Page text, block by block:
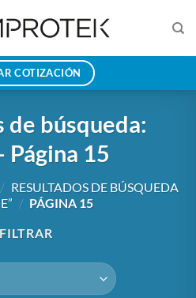
COTIZACIÓN
de búsqueda:
Página 15
/ RESULTADOS DE BÚSQUEDA
/ PÁGINA 15
FILTRAR